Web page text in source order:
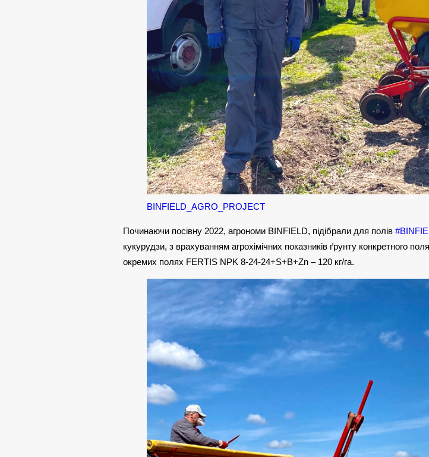
BINFIELD_AGRO_PROJECT
Починаючи посівну 2022, агрономи BINFIELD, підібрали для полів
кукурудзи, з врахуванням агрохімічних показників ґрунту конкретного
окремих полях FERTIS NPK 8-24-24+S+B+Zn – 120 кг/га.